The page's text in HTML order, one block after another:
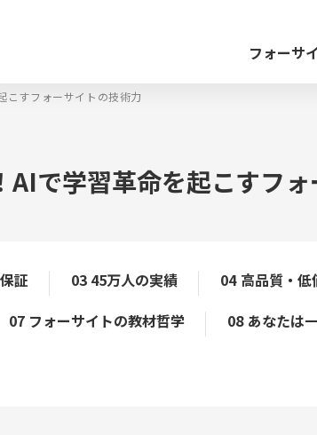
フォーサ
こすフォーサイトの技術力
で学習革命を起こすフ
証 03 45万人の実績 04 高品質・低
07 フォーサイトの教材哲学 08 あなたは